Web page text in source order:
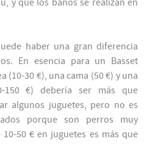
y que los baños se realizan en
haber una gran diferencia
En esencia para un Basset
(10-30 €), una cama (50 €) y una
150 €) debería ser más que
algunos juguetes, pero no es
porque son perros muy
50 € en juguetes es más que